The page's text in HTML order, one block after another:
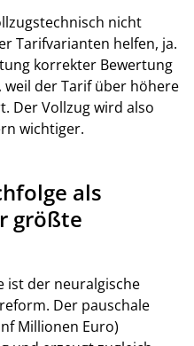
nicht
Tarifvarianten helfen, ja.
korrekter Bewertung
der Tarif über höhere
Der Vollzug wird also
wichtiger.
als
größte
ist der neuralgische
Der pauschale
Millionen Euro)